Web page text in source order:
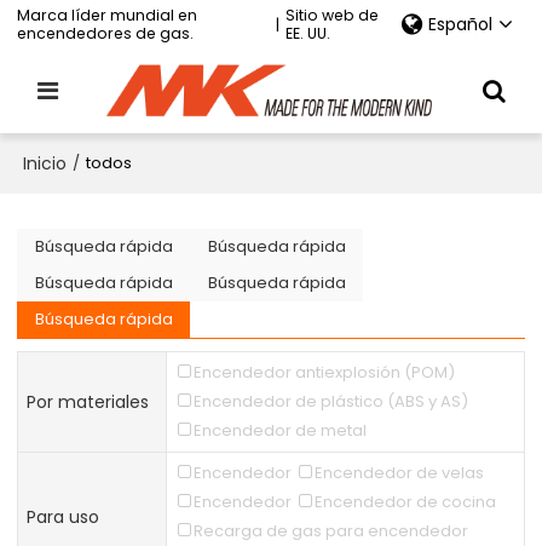
Marca líder mundial en
encendedores de gas.
| Sitio web de
EE. UU.
Español
Inicio / todos
Búsqueda rápida
Búsqueda rápida
Búsqueda rápida
Búsqueda rápida
Búsqueda rápida
Por materiales
Encendedor antiexplosión (POM)
Encendedor de plástico (ABS y AS)
Encendedor de metal
Para uso
Encendedor
Encendedor de velas
Encendedor
Encendedor de cocina
Recarga de gas para encendedor